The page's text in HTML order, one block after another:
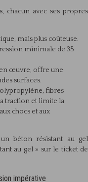
chacun avec ses propres
mais plus coûteuse.
minimale de 35
œuvre, offre une
surfaces.
fibres
traction et limite la
chocs et aux
béton résistant au gel
au gel » sur le ticket de
impérative